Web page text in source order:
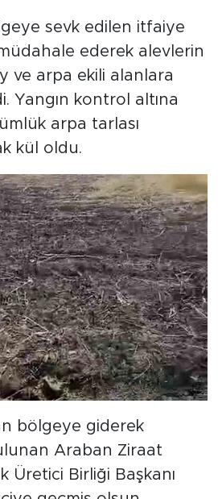
sevk edilen itfaiye
ederek alevlerin
ve arpa ekili alanlara
Yangın kontrol altına
arpa tarlası
kül oldu.
bölgeye giderek
Araban Ziraat
Üretici Birliği Başkanı